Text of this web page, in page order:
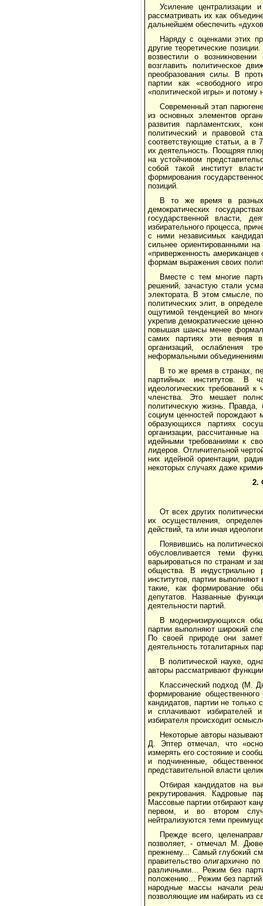
Усиление централизации
рассматривать их как
дальнейшем обеспечить
Наряду с оценками этих
другие теоретические
возвестили о
возглавить политическое
преобразования силы. В
партии как «свободного
«политической игры» и
Современный этап
из основных элементов
развития парламентских,
политический и правовой
соответствующие статьи, а в
их деятельность. Поощряя
на устойчивом
собой такой институт
формирования
позиций.
В то же время в разных
демократических
государственной власти,
избирательного процесса,
с ними независимых
сильнее ориентированными
«приверженность
формам выражения своих
Вместе с тем многие
решений, зачастую стали
электората. В этом смысле,
политических элит, в
ощутимой тенденцией во
укрепив демократические
повышая шансы менее
самих партиях эти веяния
организаций, ослабления
неформальными
В то же время в странах,
партийных институтов. В
идеологических требований
членства. Это мешает
политическую жизнь. Правда,
социум ценностей порождают
образующихся партиях
организации, рассчитанные
идейными требованиями к
лидеров. Отличительной
них идейной ориентации,
некоторых случаях даже
2.
От всех других
их осуществления,
действий, та или иная
Появившись на
обусловливается теми
варьироваться по странам и
общества. В индустриально
институтов, партии
такие, как формирование
депутатов. Названные
деятельности партий.
В модернизирующихся
партии выполняют широкий
По своей природе они
деятельность тоталитарных
В политической науке,
авторы рассматривают
Классический подход (М.
формирование
кандидатов, партии не
и сплачивают избирателей
избирателя происходит
Некоторые авторы
Д. Эптер отмечал, что
измерять его состояние и
и подчиненные,
представительной власти
Отбирая кандидатов на
рекрутирования. Кадровые
Массовые партии отбирают
первом, и во втором
нейтрализуются теми
Прежде всего,
позволяет, - отмечал М.
прежнему... Самый глубокий
правительство олигархично
различными… Режим без
положению... Режим без партий
народные массы начали
позволяющие им набирать из